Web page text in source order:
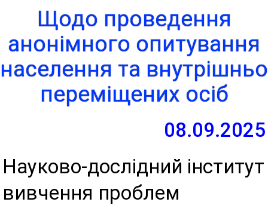
Щодо проведення
анонімного опитування
населення та внутрішньо
переміщених осіб
08.09.2025
Науково-дослідний інститут
вивчення проблем